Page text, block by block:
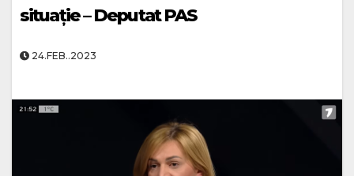
situație – Deputat PAS
24.FEB..2023